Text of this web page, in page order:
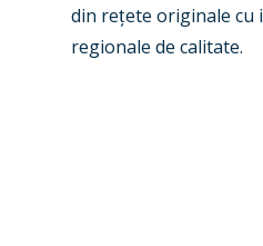
din rețete originale cu
regionale de calitate.